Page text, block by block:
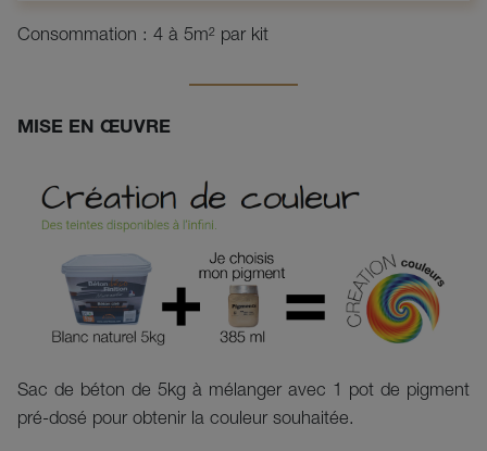
Consommation : 4 à 5m² par kit
MISE EN ŒUVRE
Sac de béton de 5kg à mélanger avec 1 pot de pigment
pré-dosé pour obtenir la couleur souhaitée.